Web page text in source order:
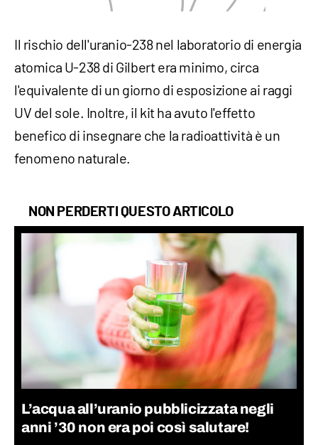
Il rischio dell'uranio-238 nel laboratorio di energia
atomica U-238 di Gilbert era minimo, circa
l'equivalente di un giorno di esposizione ai raggi
UV del sole. Inoltre, il kit ha avuto l'effetto
benefico di insegnare che la radioattività è un
fenomeno naturale.
NON PERDERTI QUESTO ARTICOLO
L’acqua all’uranio pubblicizzata negli
anni ’30 non era poi così salutare!